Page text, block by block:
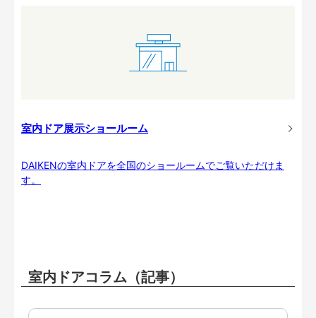
室内ドア展示ショールーム
DAIKENの室内ドアを全国のショールームでご覧いただけま
す。
室内ドアコラム（記事）